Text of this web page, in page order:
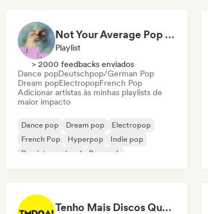
Not Your Average Pop 🛸 Art Pop, Alt-Pop & Indie Pop
Playlist
> 2000 feedbacks enviados
Dance popDeutschpop/German Pop
Dream popElectropopFrench Pop
Adicionar artistas às minhas playlists de
maior impacto
Dance pop Dream pop
Electropop
French Pop
Hyperpop
Indie pop
Pop internacional
Pop rock
Tenho Mais Discos Que Amigos!